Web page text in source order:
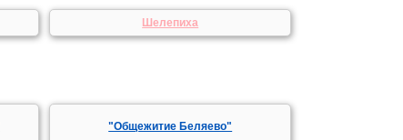
Шелепиха
"Общежитие Беляево"